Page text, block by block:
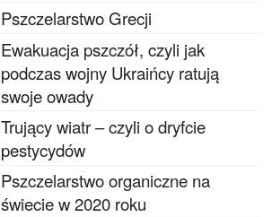
Pszczelarstwo Grecji
Ewakuacja pszczół, czyli jak
podczas wojny Ukraińcy ratują
swoje owady
Trujący wiatr – czyli o dryfcie
pestycydów
Pszczelarstwo organiczne na
świecie w 2020 roku